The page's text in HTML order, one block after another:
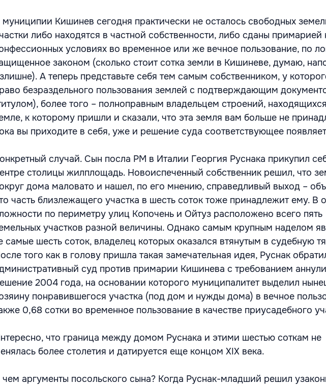
муниципии Кишинев сегодня практически не осталось свободных
либо находятся в частной собственности, либо сданы примарией
условиях во временное или же вечное пользование, по
законом (сколько стоит сотка земли в Кишиневе, думаю,
А теперь представьте себя тем самым собственником, у
безраздельного пользования землей с подтверждающим
более того – полноправным владельцем строений,
к которому пришли и сказали, что эта земля вам больше не
вы приходите в себя, уже и решение суда соответствующее
случай. Сын посла РМ в Италии Георгия Руснака прикупил
столицы жилплощадь. Новоиспеченный собственник решил, что
дома маловато и нашел, по его мнению, справедливый выход –
часть близлежащего участка в шесть соток тоже принадлежит ему. В
по периметру улиц Копочень и Ойтуз расположено всего пять
участков разной величины. Однако самым крупным наделом
самые шесть соток, владелец которых оказался втянутым в судебную
того как в голову пришла такая замечательная идея, Руснак
суд против примарии Кишинева с требованием
2004 года, на основании которого муниципалитет выделил
понравившегося участка (под дом и нужды дома) в вечное
0,68 сотки во временное пользование в качестве приусадебного
что граница между домом Руснака и этими шестью соткам не
более столетия и датируется еще концом XIX века.
чем аргументы посольского сына? Когда Руснак-младший решил